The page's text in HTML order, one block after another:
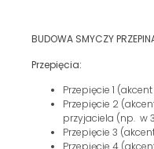
BUDOWA SMYCZY
Przepięcia:
Przepięcie 1
Przepięcie 2
przyjaciela (np. w
Przepięcie 3